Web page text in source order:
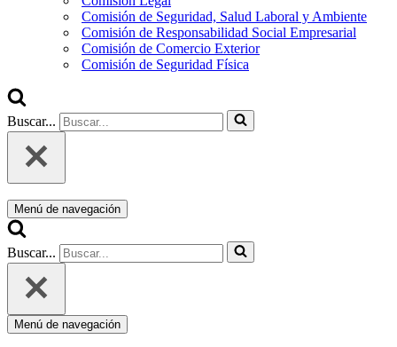
Comisión de Seguridad, Salud Laboral y Ambiente
Comisión de Responsabilidad Social Empresarial
Comisión de Comercio Exterior
Comisión de Seguridad Física
Buscar...
Menú de navegación
Buscar...
Menú de navegación